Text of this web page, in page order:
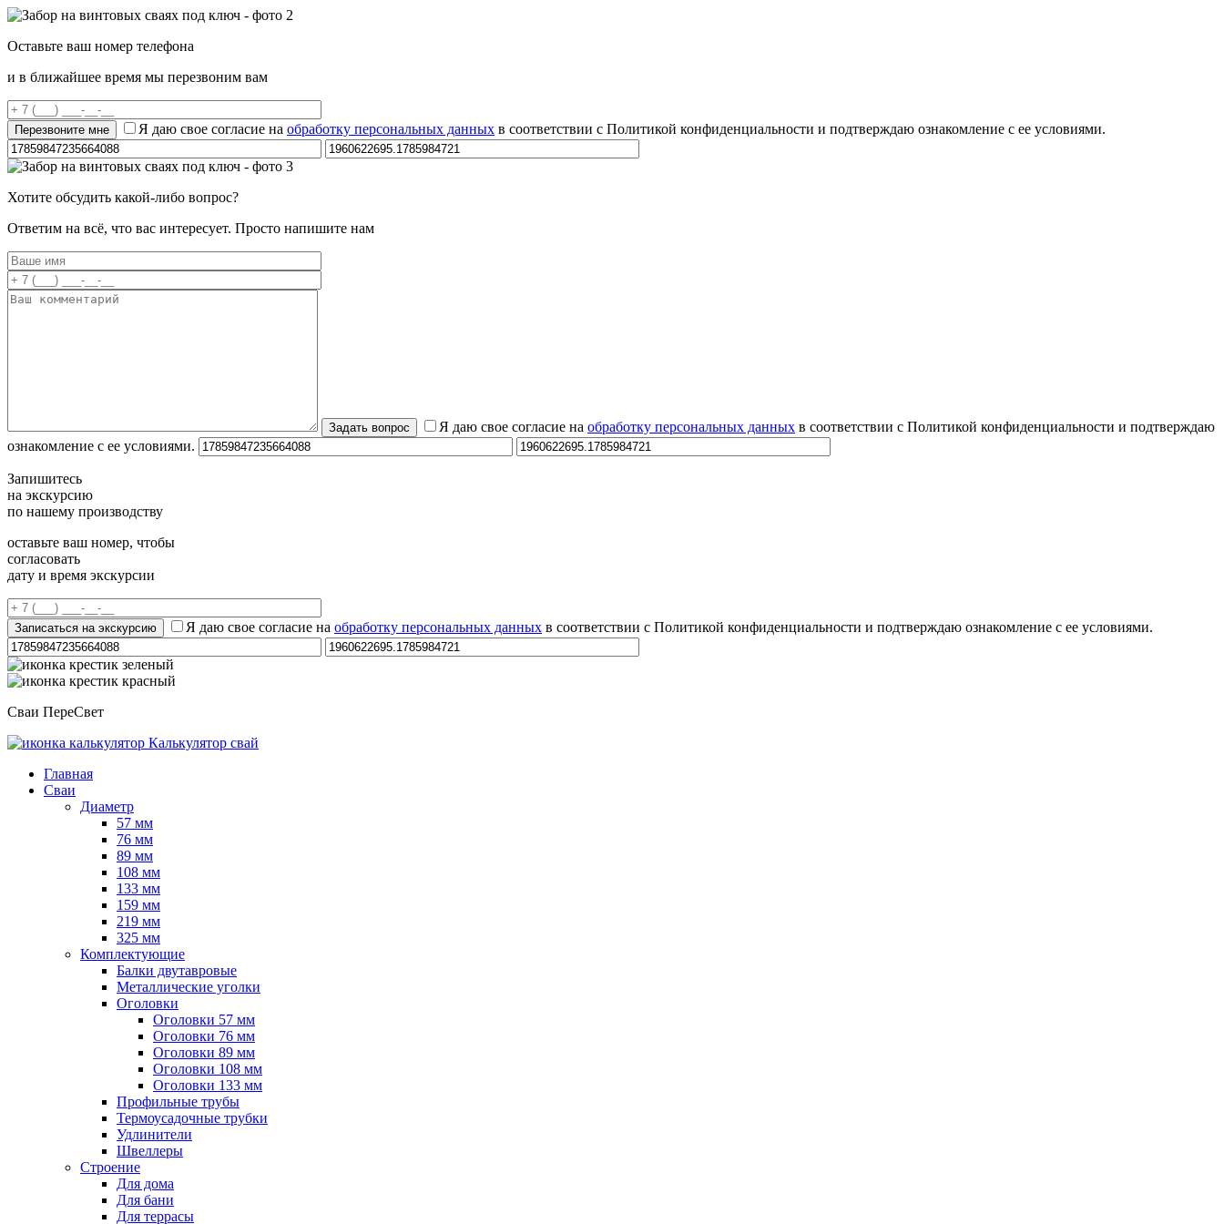
Оставьте ваш номер телефона
и в ближайшее время мы перезвоним вам
Я даю свое согласие на обработку персональных данных в соответствии с Политикой конфиденциальности и подтверждаю ознакомление с ее условиями.
Хотите обсудить какой-либо вопрос?
Ответим на всё, что вас интересует. Просто напишите нам
Я даю свое согласие на обработку персональных данных в соответствии с Политикой конфиденциальности и подтверждаю
ознакомление с ее условиями.
Запишитесь
на экскурсию
по нашему производству
оставьте ваш номер, чтобы
согласовать
дату и время экскурсии
Я даю свое согласие на обработку персональных данных в соответствии с Политикой конфиденциальности и подтверждаю ознакомление с ее условиями.
Сваи ПереСвет
Калькулятор свай
Главная
Сваи
Диаметр
57 мм
76 мм
89 мм
108 мм
133 мм
159 мм
219 мм
325 мм
Комплектующие
Балки двутавровые
Металлические уголки
Оголовки
Оголовки 57 мм
Оголовки 76 мм
Оголовки 89 мм
Оголовки 108 мм
Оголовки 133 мм
Профильные трубы
Термоусадочные трубки
Удлинители
Швеллеры
Строение
Для дома
Для бани
Для террасы